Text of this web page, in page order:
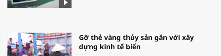
Gỡ thẻ vàng thủy sản gắn với xây
dựng kinh tế biển